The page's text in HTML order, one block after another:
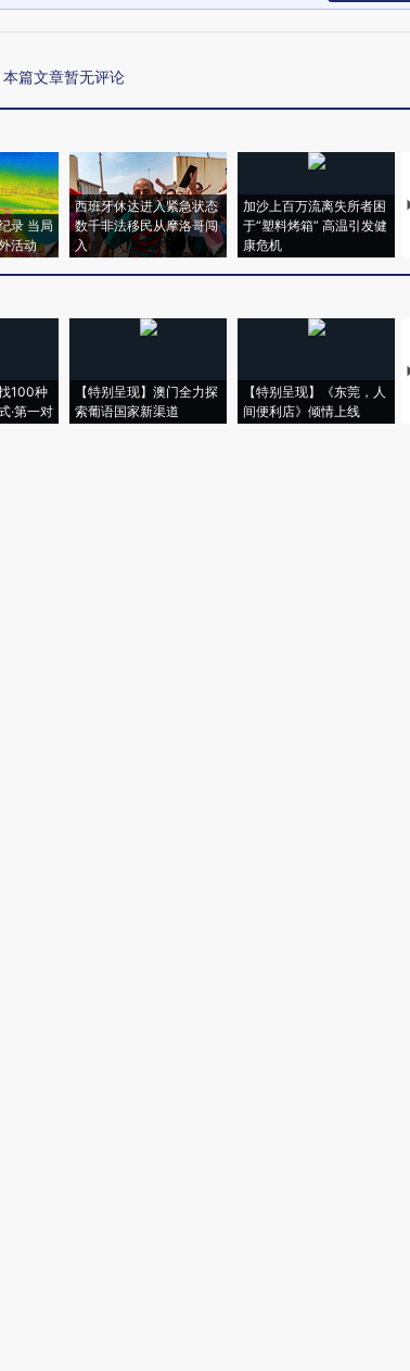
本篇文章暂无评论
录 当局
活动
西班牙休达进入紧急状态
数千非法移民从摩洛哥闯
入
加沙上百万流离失所者困
于“塑料烤箱” 高温引发健
康危机
100种
·第一对
【特别呈现】澳门全力探
索葡语国家新渠道
【特别呈现】《东莞，人
间便利店》倾情上线